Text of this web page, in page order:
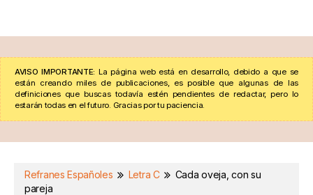
AVISO IMPORTANTE: La página web está en desarrollo, debido a que se
están creando miles de publicaciones, es posible que algunas de las
definiciones que buscas todavía estén pendientes de redactar, pero lo
estarán todas en el futuro. Gracias por tu paciencia.
Refranes Españoles Letra C
Cada oveja, con su
pareja